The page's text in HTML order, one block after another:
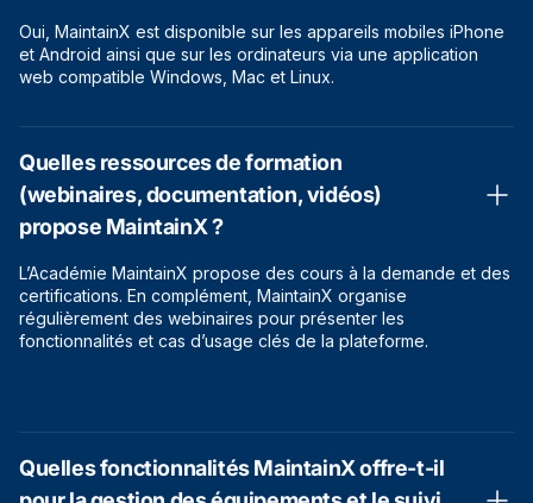
Oui, MaintainX est disponible sur les appareils mobiles iPhone
et Android ainsi que sur les ordinateurs via une application
web compatible Windows, Mac et Linux.
Quelles ressources de formation
(webinaires, documentation, vidéos)
propose MaintainX ?
L’Académie MaintainX propose des cours à la demande et des
certifications. En complément, MaintainX organise
régulièrement des webinaires pour présenter les
fonctionnalités et cas d’usage clés de la plateforme.
Quelles fonctionnalités MaintainX offre-t-il